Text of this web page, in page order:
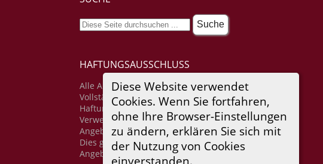
Diese Website verwendet
Cookies. Wenn Sie fortfahren,
ohne Ihre Browser-Einstellungen
zu ändern, erklären Sie sich mit
der Nutzung von Cookies
einverstanden.
HAFTUNGSAUSSCHLUSS
Alle Angaben erfolgen ohne Gewähr für
Vollständigkeit oder Richtigkeit. Es wird keine
Haftung übernommen für Schäden durch die
Verwendung von Informationen aus diesem Online-
Angebot oder durch das Fehlen von Informationen.
Dies gilt auch für Inhalte Dritter, die über dieses
Angebot zugänglich sind.